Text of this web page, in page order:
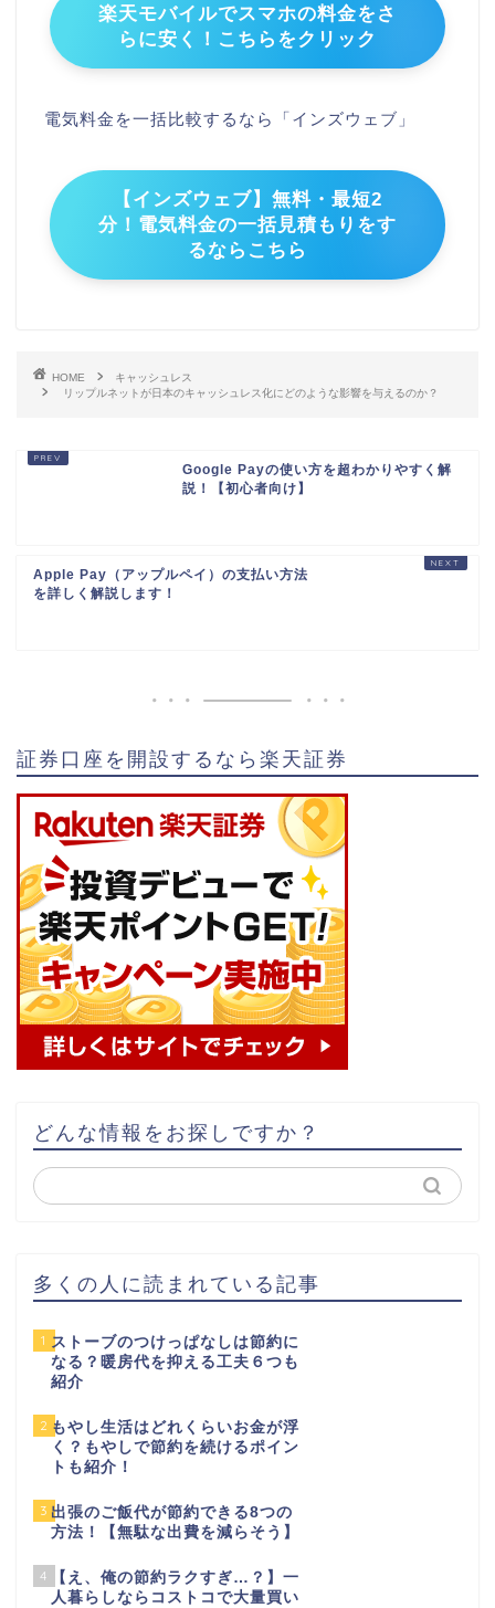
楽天モバイルでスマホの料金をさ
らに安く！こちらをクリック
電気料金を一括比較するなら「インズウェブ」
【インズウェブ】無料・最短2
分！電気料金の一括見積もりをす
るならこちら
HOME
キャッシュレス
リップルネットが日本のキャッシュレス化にどのような影響を与えるのか？
Google Payの使い方を超わかりやすく解
説！【初心者向け】
Apple Pay（アップルペイ）の支払い方法
を詳しく解説します！
証券口座を開設するなら楽天証券
どんな情報をお探しですか？
多くの人に読まれている記事
1 ストーブのつけっぱなしは節約に
なる？暖房代を抑える工夫６つも
紹介
2 もやし生活はどれくらいお金が浮
く？もやしで節約を続けるポイン
トも紹介！
3 出張のご飯代が節約できる8つの
方法！【無駄な出費を減らそう】
4
【え、俺の節約ラクすぎ…？】一
人暮らしならコストコで大量買い